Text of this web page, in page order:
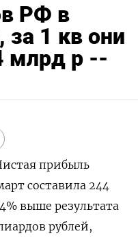
РФ в
1 кв они
млрд р --
прибыль
составила 244
выше результата
рублей,